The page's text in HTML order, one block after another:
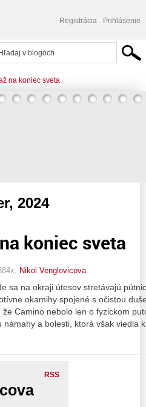
Registrácia Prihlásenie
na koniec sveta
2024
koniec sveta
Nikol Venglovicova
sa na okraji útesov stretávajú
okamihy spojené s očistou
Camino nebolo len o fyzickom
námahy a bolesti, ktorá však viedla
RSS